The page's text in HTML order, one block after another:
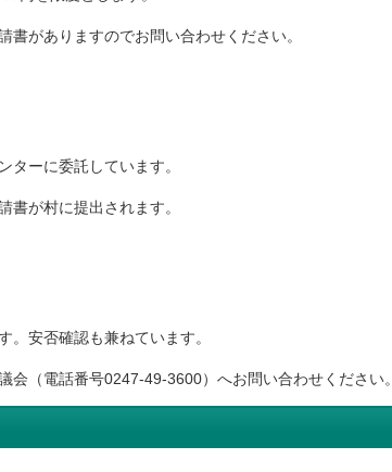
がありますのでお問い合わせください。
ターに委託しています。
書が村に提出されます。
安否確認も兼ねています。
（電話番号0247-49-3600）へお問い合わせください。